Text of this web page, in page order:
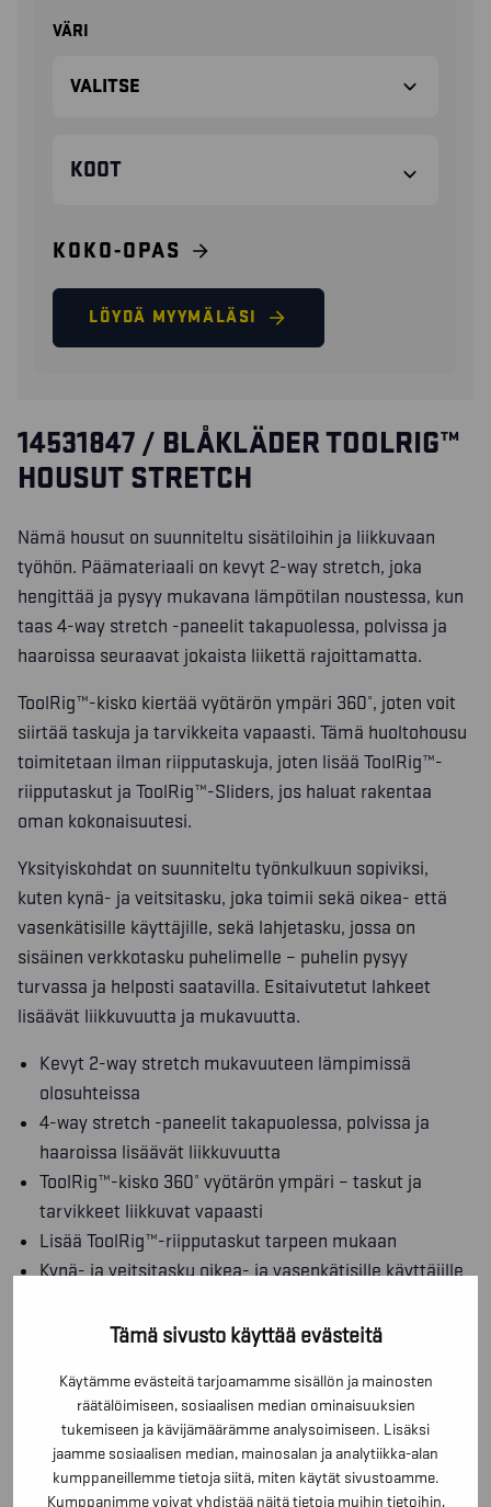
Tämä sivusto käyttää evästeitä
Käytämme evästeitä tarjoamamme sisällön ja mainosten
räätälöimiseen, sosiaalisen median ominaisuuksien
tukemiseen ja kävijämäärämme analysoimiseen. Lisäksi
jaamme sosiaalisen median, mainosalan ja analytiikka-alan
kumppaneillemme tietoja siitä, miten käytät sivustoamme.
Kumppanimme voivat yhdistää näitä tietoja muihin tietoihin,
VÄRI
KOOT
KOKO-OPAS
LÖYDÄ MYYMÄLÄSI
14531847 / BLÅKLÄDER TOOLRIG™
HOUSUT STRETCH
Nämä housut on suunniteltu sisätiloihin ja liikkuvaan
työhön. Päämateriaali on kevyt 2-way stretch, joka
hengittää ja pysyy mukavana lämpötilan noustessa, kun
taas 4-way stretch -paneelit takapuolessa, polvissa ja
haaroissa seuraavat jokaista liikettä rajoittamatta.
ToolRig™-kisko kiertää vyötärön ympäri 360°, joten voit
siirtää taskuja ja tarvikkeita vapaasti. Tämä huoltohousu
toimitetaan ilman riipputaskuja, joten lisää ToolRig™-
riipputaskut ja ToolRig™-Sliders, jos haluat rakentaa
oman kokonaisuutesi.
Yksityiskohdat on suunniteltu työnkulkuun sopiviksi,
kuten kynä- ja veitsitasku, joka toimii sekä oikea- että
vasenkätisille käyttäjille, sekä lahjetasku, jossa on
sisäinen verkkotasku puhelimelle – puhelin pysyy
turvassa ja helposti saatavilla. Esitaivutetut lahkeet
lisäävät liikkuvuutta ja mukavuutta.
Kevyt 2-way stretch mukavuuteen lämpimissä
olosuhteissa
4-way stretch -paneelit takapuolessa, polvissa ja
haaroissa lisäävät liikkuvuutta
ToolRig™-kisko 360° vyötärön ympäri – taskut ja
tarvikkeet liikkuvat vapaasti
Lisää ToolRig™-riipputaskut tarpeen mukaan
Kynä- ja veitsitasku oikea- ja vasenkätisille käyttäjille
Esitaivutetut lahkeet lisäävät liikkuvuutta ja
MATERIAALIT JA PESUOHJEET
TOIMINNOT